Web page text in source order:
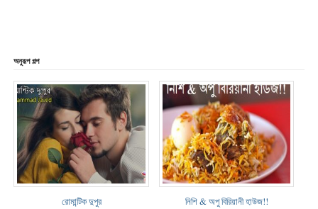
অনুরূপ গল্প
রোমান্টিক দুপুর নিশি & অপু বিরিয়ানী হাউজ!!